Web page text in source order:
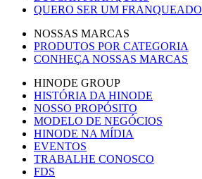
QUERO SER UM FRANQUEADO
NOSSAS MARCAS
PRODUTOS POR CATEGORIA
CONHEÇA NOSSAS MARCAS
HINODE GROUP
HISTÓRIA DA HINODE
NOSSO PROPÓSITO
MODELO DE NEGÓCIOS
HINODE NA MÍDIA
EVENTOS
TRABALHE CONOSCO
FDS